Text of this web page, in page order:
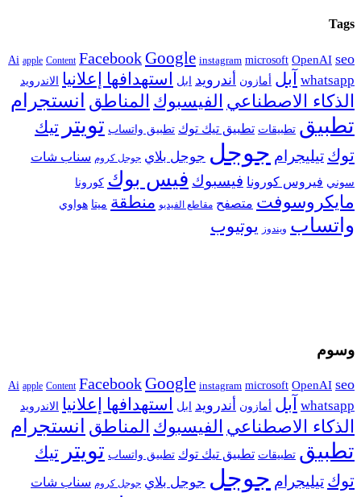
Tags
Ai apple Content FacebookGoogle instagram microsoft OpenAI seo
whatsapp آبل أمازون أندرويد ابل استهدافها إعلانيا الاندرويد
الذكاء الاصطناعي الفيسبوك المناطق انستجرام
تطبيق تطبيقات تطبيق تيك توك تطبيق واتساب تويتر تيك
توك تيليجرام جوجل جوجل بلاي جوجل كروم سناب شات
سوني فيروس كورونا فيسبوك فيس بوك كورونا
مايكروسوفت متصفح مقاطع الفيديو منطقة ميتا هواوي
واتساب ويندوز يوتيوب
وسوم
Ai apple Content FacebookGoogle instagram microsoft OpenAI seo
whatsapp آبل أمازون أندرويد ابل استهدافها إعلانيا الاندرويد
الذكاء الاصطناعي الفيسبوك المناطق انستجرام
تطبيق تطبيقات تطبيق تيك توك تطبيق واتساب تويتر تيك
توك تيليجرام جوجل جوجل بلاي جوجل كروم سناب شات